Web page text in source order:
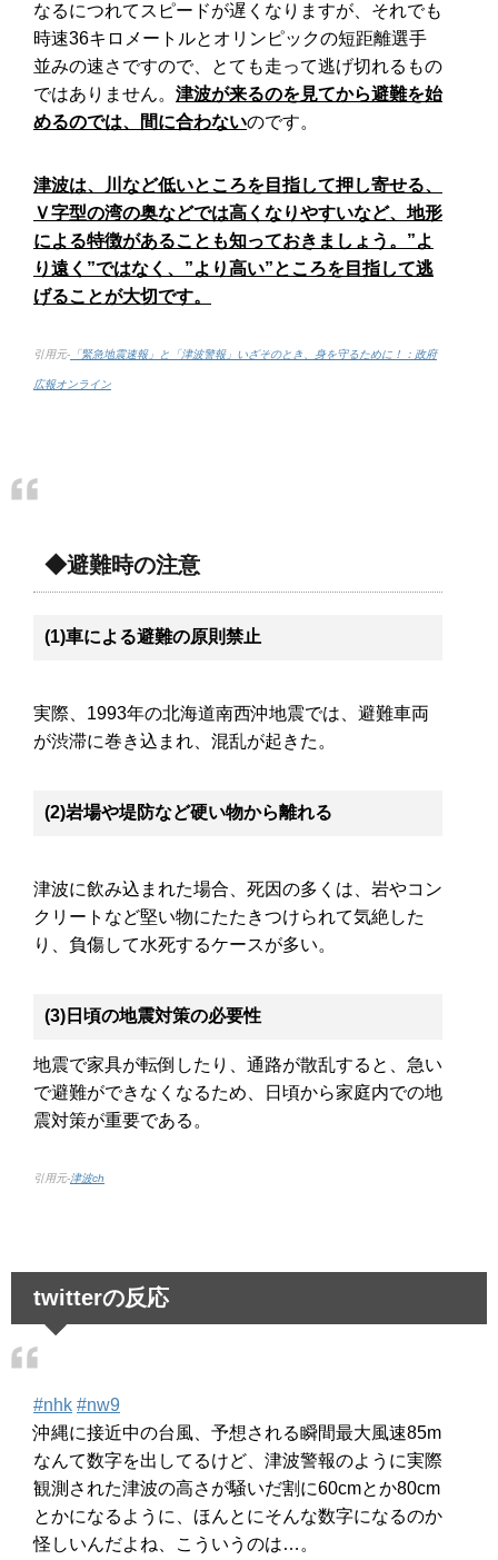
なるにつれてスピードが遅くなりますが、それでも
時速36キロメートルとオリンピックの短距離選手
並みの速さですので、とても走って逃げ切れるもの
ではありません。 津波が来るのを見てから避難を始
めるのでは、間に合わないのです。
津波は、川など低いところを目指して押し寄せる、
Ｖ字型の湾の奥などでは高くなりやすいなど、地形
による特徴があることも知っておきましょう。”よ
り遠く”ではなく、”より高い”ところを目指して逃
げることが大切です。
引用元- 「緊急地震速報」と「津波警報」いざそのとき、身を守るために！：政府
広報オンライン
◆避難時の注意
(1)車による避難の原則禁止
実際、1993年の北海道南西沖地震では、避難車両
が渋滞に巻き込まれ、混乱が起きた。
(2)岩場や堤防など硬い物から離れる
津波に飲み込まれた場合、死因の多くは、岩やコン
クリートなど堅い物にたたきつけられて気絶した
り、負傷して水死するケースが多い。
(3)日頃の地震対策の必要性
地震で家具が転倒したり、通路が散乱すると、急い
で避難ができなくなるため、日頃から家庭内での地
震対策が重要である。
引用元-津波ch
twitterの反応
#nhk #nw9
沖縄に接近中の台風、予想される瞬間最大風速85m
なんて数字を出してるけど、津波警報のように実際
観測された津波の高さが騒いだ割に60cmとか80cm
とかになるように、ほんとにそんな数字になるのか
怪しいんだよね、こういうのは…。